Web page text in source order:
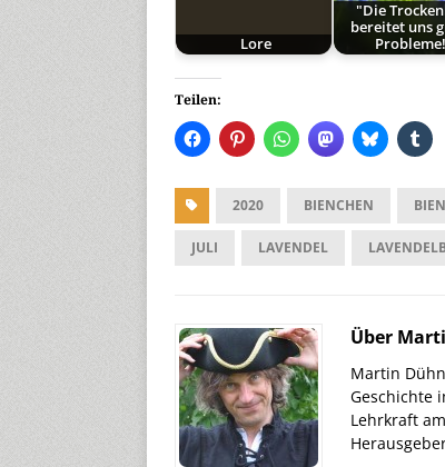
Lore
"Die
bereitet uns
Teilen:
2020 BIENCHEN
JULI LAVENDEL
Über
Martin
Geschichte
Lehrkraft